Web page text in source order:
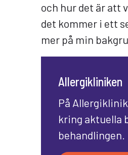
och hur det är att
det kommer i ett
mer på min
Allergikliniken
På
kring aktuella
behandlingen.